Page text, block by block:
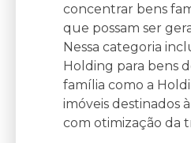
concentrar bens
que possam ser
Nessa categoria
Holding para bens
família como a
imóveis destinados
com otimização da